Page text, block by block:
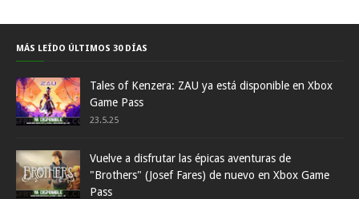
MÁS LEÍDO ÚLTIMOS 30 DÍAS
Tales of Kenzera: ZAU ya está disponible en Xbox
Game Pass
23.5.25
Vuelve a disfrutar las épicas aventuras de
"Brothers" (Josef Fares) de nuevo en Xbox Game
Pass